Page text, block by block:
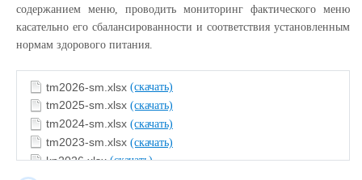
содержанием меню, проводить мониторинг фактического меню
касательно его сбалансированности и соответствия установленным
нормам здорового питания.
tm2026-sm.xlsx (скачать)
tm2025-sm.xlsx (скачать)
tm2024-sm.xlsx (скачать)
tm2023-sm.xlsx (скачать)
kp2026.xlsx(скачать)